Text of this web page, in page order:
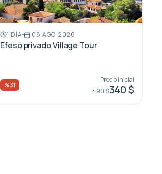
1 DÍA 08 AGO. 2026
Efeso privado Village Tour
%31
Precio inicial
490 $340 $